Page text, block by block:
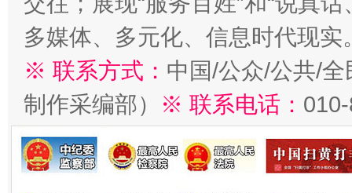
多媒体、多元化、信息时代现实
※ 联系方式： 中国/公众/公共/
制作采编部）
※ 联系电话：